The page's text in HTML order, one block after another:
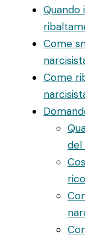
Quando
Come
Come
del